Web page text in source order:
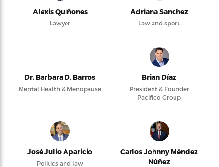
Alexis Quiñones
Lawyer
Adriana Sanchez
Law and sport
Dr. Barbara D. Barros
Mental Health & Menopause
Brian Díaz
President & Founder
Pacifico Group
José Julio Aparicio
Politics and law
Carlos Johnny Méndez
Núñez